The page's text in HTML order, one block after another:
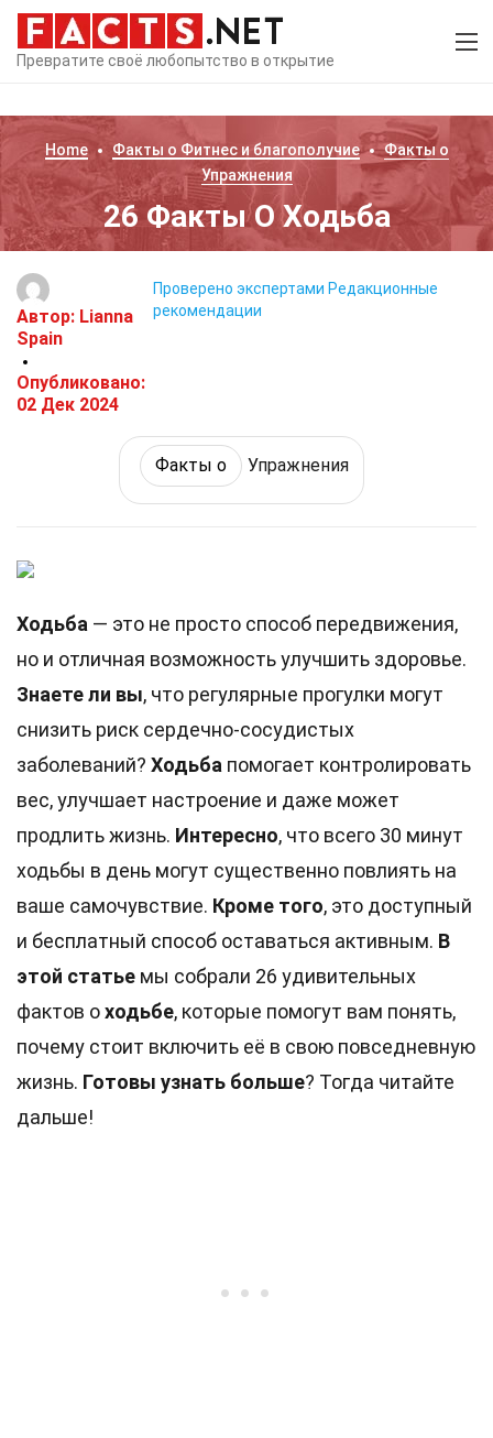
Превратите своё любопытство в открытие
Home Факты о Фитнес и благополучие
Факты о
Упражнения
26 Факты О Ходьба
Автор: Lianna
Spain
Опубликовано:
02 Дек 2024
Проверено экспертами Редакционные
рекомендации
Факты о Упражнения
Ходьба — это не просто способ передвижения,
но и отличная возможность улучшить здоровье.
Знаете ли вы, что регулярные прогулки могут
снизить риск сердечно-сосудистых
заболеваний? Ходьба помогает контролировать
вес, улучшает настроение и даже может
продлить жизнь. Интересно, что всего 30 минут
ходьбы в день могут существенно повлиять на
ваше самочувствие. Кроме того, это доступный
и бесплатный способ оставаться активным. В
этой статье мы собрали 26 удивительных
фактов оходьбе, которые помогут вам понять,
почему стоит включить её в свою повседневную
жизнь. Готовы узнать больше? Тогда читайте
дальше!